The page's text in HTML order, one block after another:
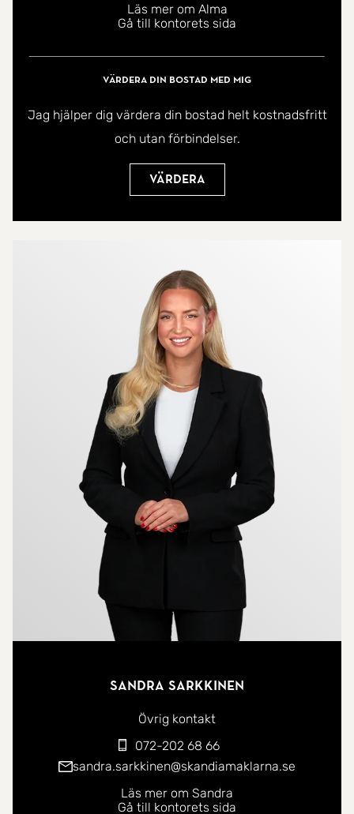
Läs mer om Alma
Gå till kontorets sida
Värdera din bostad med mig
Jag hjälper dig värdera din bostad helt kostnadsfritt
och utan förbindelser.
Värdera
Sandra Sarkkinen
Övrig kontakt
072-202 68 66
sandra.sarkkinen@skandiamaklarna.se
Läs mer om Sandra
Gå till kontorets sida